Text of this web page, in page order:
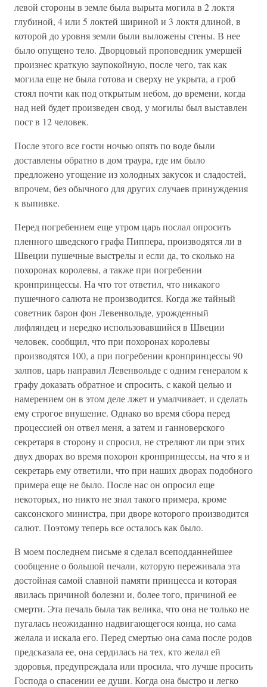
левой стороны в земле была вырыта могила в 2 локтя
глубиной, 4 или 5 локтей шириной и 3 локтя длиной, в
которой до уровня земли были выложены стены. В нее
было опущено тело. Дворцовый проповедник умершей
произнес краткую заупокойную, после чего, так как
могила еще не была готова и сверху не укрыта, а гроб
стоял почти как под открытым небом, до времени, когда
над ней будет произведен свод, у могилы был выставлен
пост в 12 человек.
После этого все гости ночью опять по воде были
доставлены обратно в дом траура, где им было
предложено угощение из холодных закусок и сладостей,
впрочем, без обычного для других случаев принуждения
к выпивке.
Перед погребением еще утром царь послал опросить
пленного шведского графа Пиппера, производятся ли в
Швеции пушечные выстрелы и если да, то сколько на
похоронах королевы, а также при погребении
кронпринцессы. На что тот ответил, что никакого
пушечного салюта не производится. Когда же тайный
советник барон фон Левенвольде, урожденный
лифляндец и нередко использовавшийся в Швеции
человек, сообщил, что при похоронах королевы
производятся 100, а при погребении кронпринцессы 90
залпов, царь направил Левенвольде с одним генералом к
графу доказать обратное и спросить, с какой целью и
намерением он в этом деле лжет и умалчивает, и сделать
ему строгое внушение. Однако во время сбора перед
процессией он отвел меня, а затем и ганноверского
секретаря в сторону и спросил, не стреляют ли при этих
двух дворах во время похорон кронпринцессы, на что я и
секретарь ему ответили, что при наших дворах подобного
примера еще не было. После нас он опросил еще
некоторых, но никто не знал такого примера, кроме
саксонского министра, при дворе которого производится
салют. Поэтому теперь все осталось как было.
В моем последнем письме я сделал всеподданнейшее
сообщение о большой печали, которую переживала эта
достойная самой славной памяти принцесса и которая
явилась причиной болезни и, более того, причиной ее
смерти. Эта печаль была так велика, что она не только не
пугалась неожиданно надвигающегося конца, но сама
желала и искала его. Перед смертью она сама после родов
предсказала ее, она сердилась на тех, кто желал ей
здоровья, предупреждала или просила, что лучше просить
Господа о спасении ее души. Когда она быстро и легко